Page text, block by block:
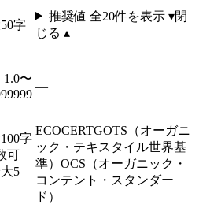
字
推奨値 全20件を表示 ▾閉
じる ▴
1.0〜
—
字
可
大5
ECOCERTGOTS（オーガニ
ック・テキスタイル世界基
準） OCS（オーガニック・
コンテント・スタンダー
ド）